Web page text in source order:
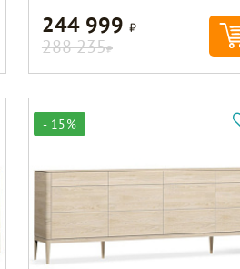
244 999 Р
288 235Р
- 15%